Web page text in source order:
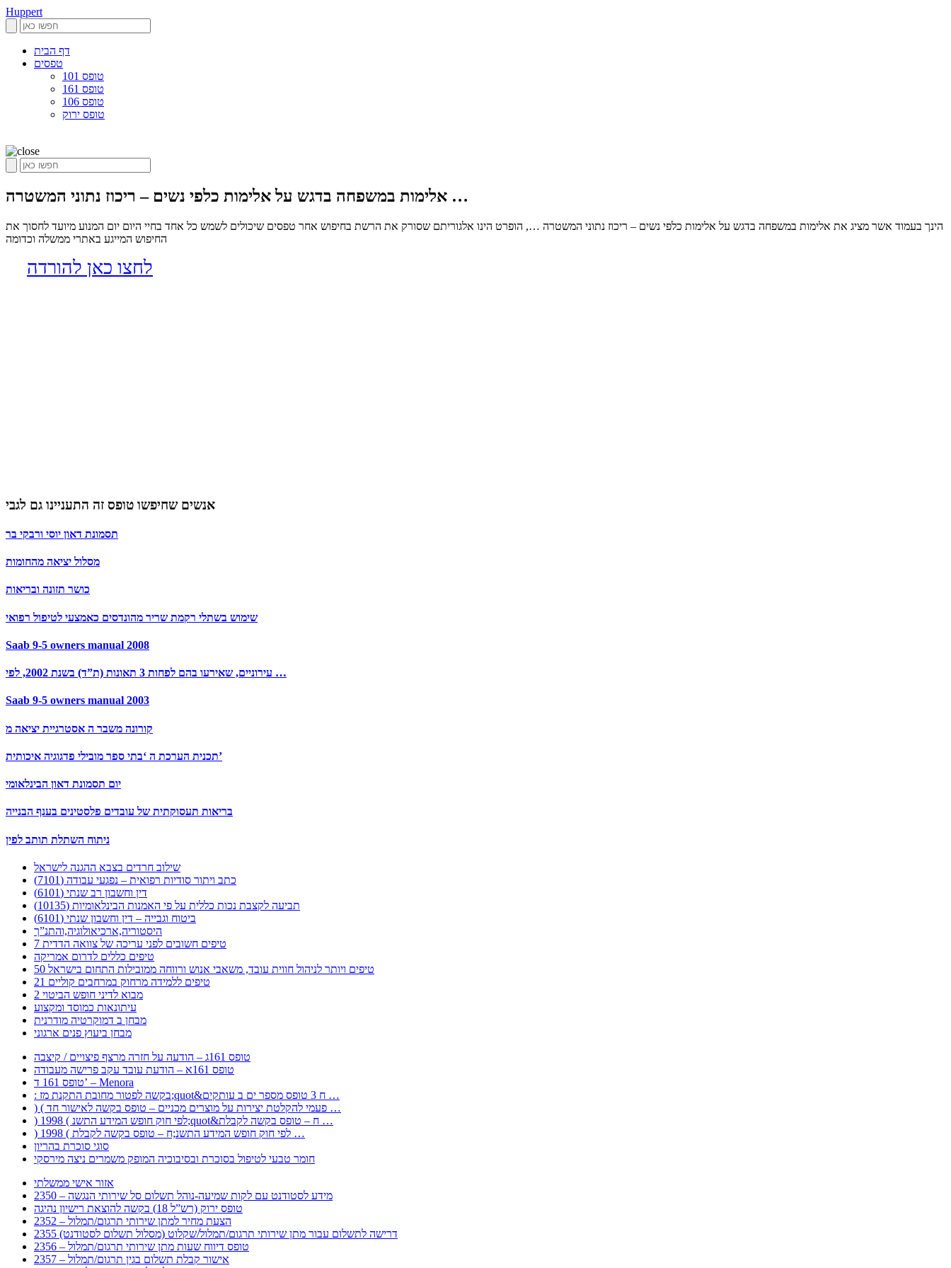
Huppert
דף הבית
טפסים
טופס 101
טופס 161
טופס 106
טופס ירוק
אלימות במשפחה בדגש על אלימות כלפי נשים – ריכוז נתוני המשטרה …
הינך בעמוד אשר מציג את אלימות במשפחה בדגש על אלימות כלפי נשים – ריכוז נתוני המשטרה …, הופרט הינו אלגוריתם שסורק את הרשת בחיפוש אחר טפסים שיכולים לשמש כל אחד בחיי היום יום המנוע מיועד לחסוך את
החיפוש המייגע באתרי ממשלה וכדומה
לחצו כאן להורדה
אנשים שחיפשו טופס זה התעניינו גם לגבי
תסמונת דאון יוסי ורבקי בר
מסלול יציאה מהחומות
כושר תזונה ובריאות
שימוש בשתלי רקמת שריר מהונדסים כאמצעי לטיפול רפואי
Saab 9-5 owners manual 2008
עירוניים, שאירעו בהם לפחות 3 תאונות (ת”ד) בשנת 2002, לפי …
Saab 9-5 owners manual 2003
קורונה משבר ה אסטרגיית יציאה מ
תכנית הערכת ה ‘בתי ספר מובילי פדגוגיה איכותית’
יום תסמונת דאון הבינלאומי
בריאות תעסוקתית של עובדים פלסטינים בענף הבנייה
ניתוח השתלת תותב לפין
שילוב חרדים בצבא ההגנה לישראל
כתב ויתור סודיות רפואית – נפגעי עבודה (7101)
דין וחשבון רב שנתי (6101)
תביעה לקצבת נכות כללית על פי האמנות הבינלאומיות (10135)
ביטוח וגבייה – דין וחשבון שנתי (6101)
היסטוריה,ארכיאולוגיה,והתנ”ך
7 טיפים חשובים לפני עריכה של צוואה הדדית
טיפים כללים לדרום אמריקה
50 טיפים ויותר לניהול חווית עובד, משאבי אנוש ורווחה ממובילות התחום בישראל
21 טיפים ללמידה מרחוק במרחבים קוליים
מבוא לדיני חופש הביטוי 2
עיתונאות כמוסד ומקצוע
מבחן ב דמוקרטיה מודרנית
מבחן ביעוץ פנים ארגוני
טופס 161ג – הודעה על חזרה מרצף פיצויים / קיצבה
טופס 161א – הודעת עובד עקב פרישה מעבודה
טופס 161 ד’ – Menora
: בקשה לפטור מחובת התקנת מז;quot&ח 3 טופס מספר ים ב עותקים …
) ( פעמי להקלטת יצירות על מוצרים מכניים – טופס בקשה לאישור חד …
) 1998 ( לפי חוק חופש המידע התשנ;quot&ח – טופס בקשה לקבלת …
) 1998 ( לפי חוק חופש המידע התשנ;ח – טופס בקשה לקבלת …
סוגי סוכרת בהריון
חומר טבעי לטיפול בסוכרת ובסיבוכיה המופק משמרים ניצה מירסקי
אזור אישי ממשלתי
2350 – מידע לסטודנט עם לקות שמיעה-נוהל תשלום סל שירותי הנגשה
טופס ירוק (רש”ל 18) בקשה להוצאת רישיון נהיגה
2352 – הצעת מחיר למתן שירותי תרגום/תמלול
2355 דרישה לתשלום עבור מתן שירותי תרגום/תמלול/שקלוט (מסלול תשלום לסטודנט)
2356 – טופס דיווח שעות מתן שירותי תרגום/תמלול
2357 – אישור קבלת תשלום בגין תרגום/תמלול